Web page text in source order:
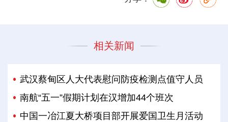
相关新闻
武汉蔡甸区人大代表慰问防疫检测点值守人员
南航“五一”假期计划在汉增加44个班次
中国一冶江夏大桥项目部开展爱国卫生月活动